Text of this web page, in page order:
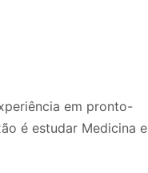
em pronto-
é estudar Medicina e